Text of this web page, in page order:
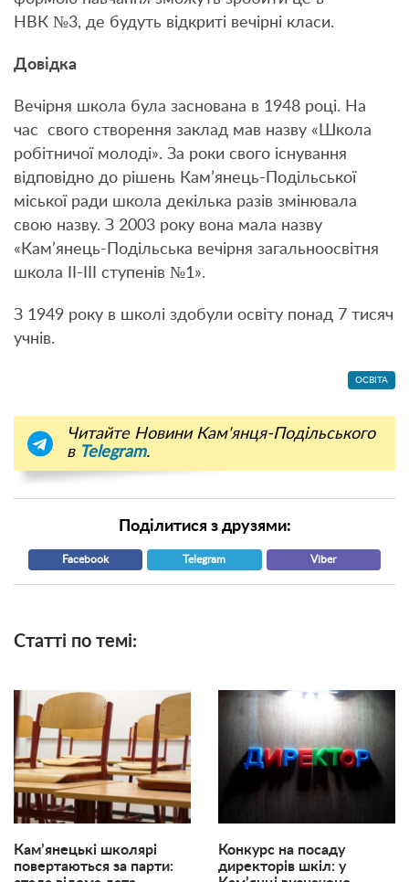
НВК №3, де будуть відкриті вечірні класи.
Довідка
Вечірня школа була заснована в 1948 році. На
час свого створення заклад мав назву «Школа
робітничої молоді». За роки свого існування
відповідно до рішень Кам’янець-Подільської
міської ради школа декілька разів змінювала
свою назву. З 2003 року вона мала назву
«Кам’янець-Подільська вечірня загальноосвітня
школа ІІ-ІІІ ступенів №1».
З 1949 року в школі здобули освіту понад 7 тисяч
учнів.
ОСВІТА
Читайте Новини Кам'янця-Подільського
в Telegram.
Поділитися з друзями:
Facebook Telegram Viber
Статті по темі:
Кам’янецькі школярі
повертаються за парти:
Конкурс на посаду
директорів шкіл: у